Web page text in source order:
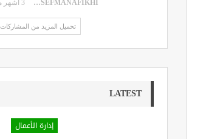
DR.YOUSEFMANAFIKHI 3 أشهر منذ
تحميل المزيد من المشاركات
LATEST
إدارة الأعمال